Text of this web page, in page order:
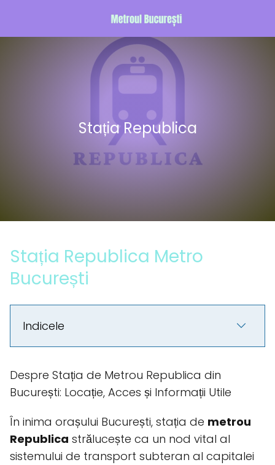
Stația Republica
Stația Republica Metro
București
Indicele
Despre Stația de Metrou Republica din
București: Locație, Acces și Informații Utile
În inima orașului București, stația de metrou
Republica strălucește ca un nod vital al
sistemului de transport subteran al capitalei